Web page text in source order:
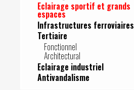
Eclairage sportif et grands
espaces
Infrastructures ferroviaires
Tertiaire
Fonctionnel
Architectural
Eclairage industriel
Antivandalisme